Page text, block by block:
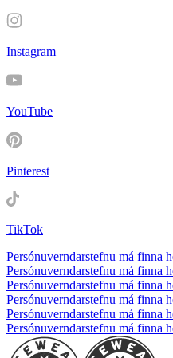
Instagram
YouTube
Pinterest
TikTok
Persónuverndarstefnu má finna
Persónuverndarstefnu má finna
Persónuverndarstefnu má finna
Persónuverndarstefnu má finna
Persónuverndarstefnu má finna
Persónuverndarstefnu má finna